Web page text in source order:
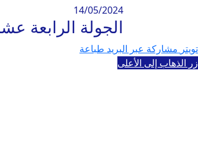
14/05/2024
الجولة الرابعة
تويتر مشاركة عبر البريد طباعة
زر الذهاب إلى الأعلى